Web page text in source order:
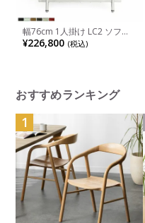
幅76cm 1人掛け LC2 ソファ
ル・コルビジェ リプロダクト
リアルレザー ステンレスステ
¥226,800 (税込)
おすすめランキング
1